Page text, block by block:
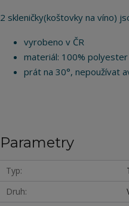
2 skleničky(koštovky na víno)
vyrobeno v ČR
materiál: 100% polyester
prát na 30°, nepoužívat
Parametry
Typ
Druh